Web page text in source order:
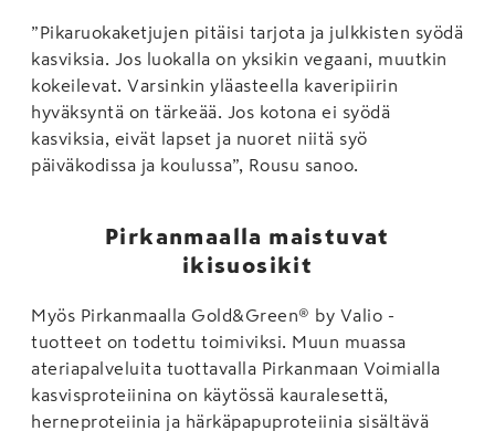
”Pikaruokaketjujen pitäisi tarjota ja julkkisten syödä
kasviksia. Jos luokalla on yksikin vegaani, muutkin
kokeilevat. Varsinkin yläasteella kaveripiirin
hyväksyntä on tärkeää. Jos kotona ei syödä
kasviksia, eivät lapset ja nuoret niitä syö
päiväkodissa ja koulussa”, Rousu sanoo.
Pirkanmaalla maistuvat
ikisuosikit
Myös Pirkanmaalla Gold&Green® by Valio -
tuotteet on todettu toimiviksi. Muun muassa
ateriapalveluita tuottavalla Pirkanmaan Voimialla
kasvisproteiinina on käytössä kauralesettä,
herneproteiinia ja härkäpapu­proteiinia sisältävä